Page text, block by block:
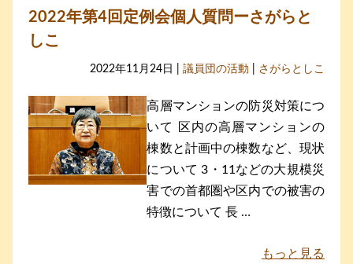
2022年第4回定例会個人質問ーさがらと
しこ
2022年11月24日 | 議員団の活動 さがらとしこ
高層マンションの防災対策につ
いて 区内の高層マンションの
棟数と計画中の棟数など、現状
について 3・11などの大規模災
害での首都圏や区内での被害の
特徴について 長 …
もっと見る